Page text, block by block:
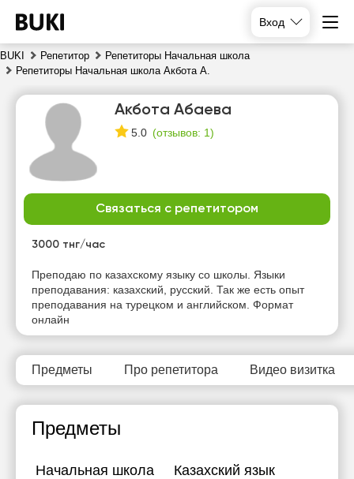
Вход
BUKI Репетитор
Репетиторы Начальная школа
Репетиторы Начальная школа Акбота А.
Акбота Абаева
5.0 (отзывов: 1)
Связаться с репетитором
3000 тнг/час
Преподаю по казахскому языку со школы. Языки
преподавания: казахский, русский. Так же есть опыт
преподавания на турецком и английском. Формат
онлайн
Предметы Про репетитора Видео визитка
Предметы
Начальная школа Казахский язык
пн
вт
Нет
свободных
часов
Нет
свободных
часов
Нет
свободных
часов
свободных
часов